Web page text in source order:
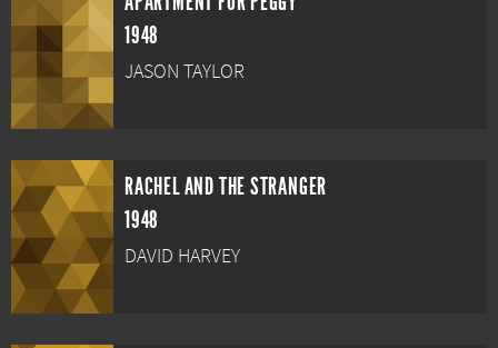
1948
JASON TAYLOR
RACHEL AND THE STRANGER
1948
DAVID HARVEY